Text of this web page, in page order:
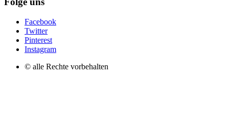
Facebook
Twitter
Pinterest
Instagram
© alle Rechte vorbehalten